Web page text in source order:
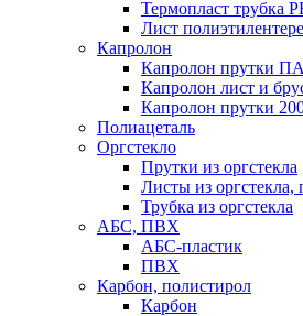
Термопласт трубка
Лист
Капролон
Капролон прутки
Капролон лист и
Капролон прутки
Полиацеталь
Оргстекло
Прутки из оргстекла
Листы из оргстекла,
Трубка из оргстекла
АБС, ПВХ
АБС-пластик
ПВХ
Карбон, полистирол
Карбон